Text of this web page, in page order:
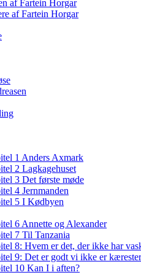
af Fartein Horgar
af Fartein Horgar
1 Anders Axmark
2 Lagkagehuset
3 Det første møde
4 Jernmanden
5 I Kødbyen
6 Annette og Alexander
7 Til Tanzania
8: Hvem er det, der ikke har
9: Det er godt vi ikke er
10 Kan I i aften?